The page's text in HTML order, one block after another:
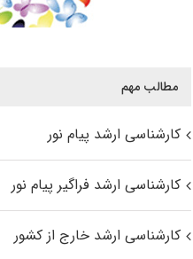
مطالب مهم
کارشناسی ارشد پیام نور
کارشناسی ارشد فراگیر پیام نور
کارشناسی ارشد خارج از کشور